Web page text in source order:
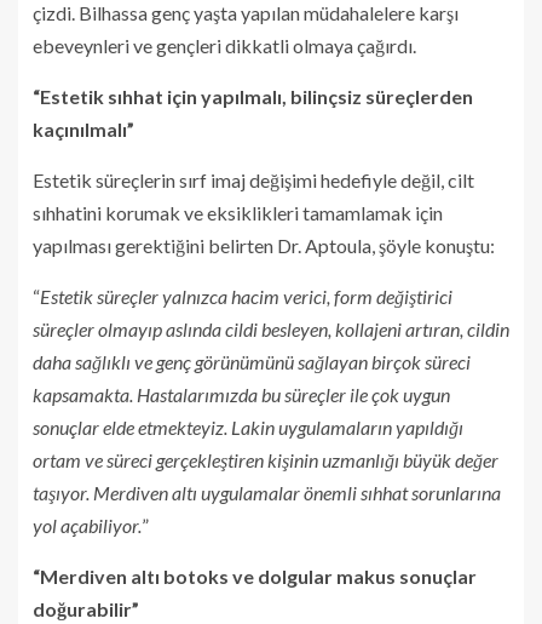
çizdi. Bilhassa genç yaşta yapılan müdahalelere karşı
ebeveynleri ve gençleri dikkatli olmaya çağırdı.
“Estetik sıhhat için yapılmalı, bilinçsiz süreçlerden
kaçınılmalı”
Estetik süreçlerin sırf imaj değişimi hedefiyle değil, cilt
sıhhatini korumak ve eksiklikleri tamamlamak için
yapılması gerektiğini belirten Dr. Aptoula, şöyle konuştu:
“Estetik süreçler yalnızca hacim verici, form değiştirici
süreçler olmayıp aslında cildi besleyen, kollajeni artıran, cildin
daha sağlıklı ve genç görünümünü sağlayan birçok süreci
kapsamakta. Hastalarımızda bu süreçler ile çok uygun
sonuçlar elde etmekteyiz. Lakin uygulamaların yapıldığı
ortam ve süreci gerçekleştiren kişinin uzmanlığı büyük değer
taşıyor. Merdiven altı uygulamalar önemli sıhhat sorunlarına
yol açabiliyor.”
“Merdiven altı botoks ve dolgular makus sonuçlar
doğurabilir”